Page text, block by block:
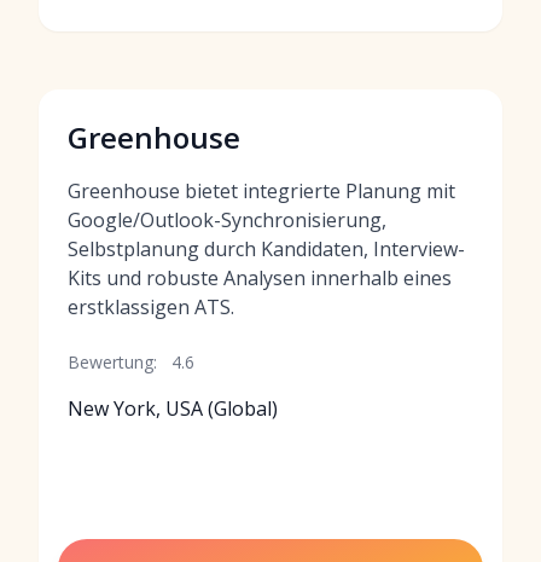
Greenhouse
Greenhouse bietet integrierte Planung mit
Google/Outlook-Synchronisierung,
Selbstplanung durch Kandidaten, Interview-
Kits und robuste Analysen innerhalb eines
erstklassigen ATS.
Bewertung: 4.6
New York, USA (Global)